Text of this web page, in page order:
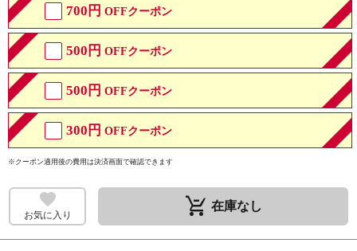
700円 OFFクーポン
500円 OFFクーポン
500円 OFFクーポン
300円 OFFクーポン
※クーポン適用後の費用は決済画面で確認できます
お気に入り remove_shopping_cart 在庫なし